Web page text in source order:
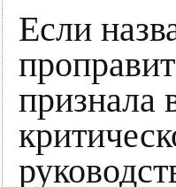
Если
признала